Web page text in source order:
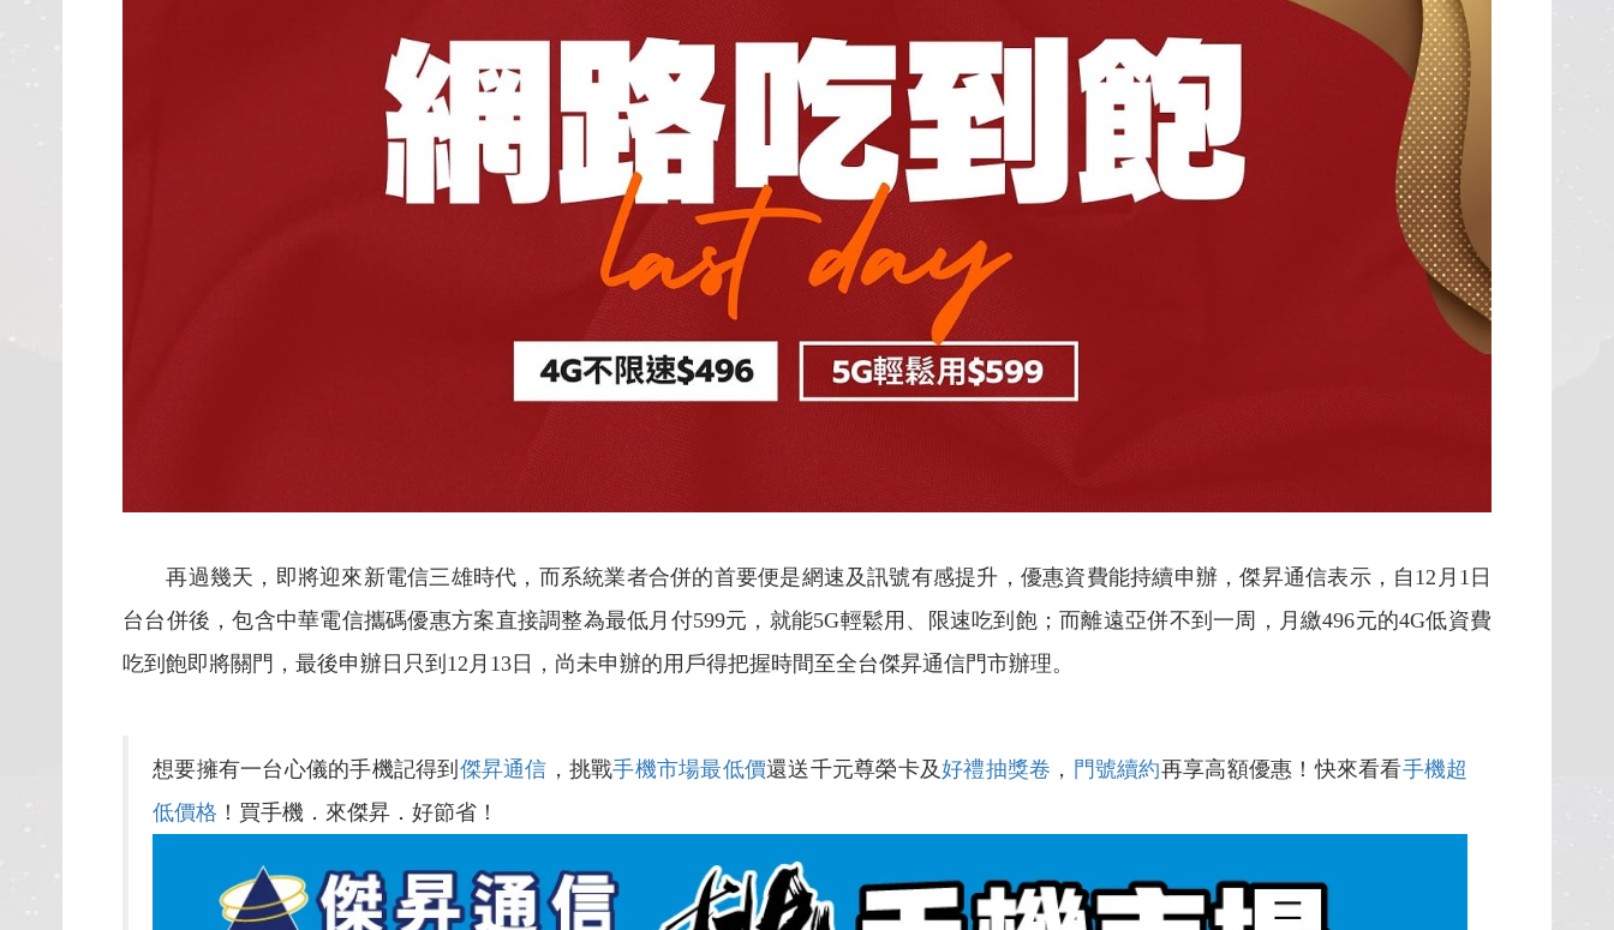
再過幾天，即將迎來新電信三雄時代，而系統業者合併的首要便是網速及訊號有感提升，優惠資費能持續申辦，傑昇通信表示，自12月1日
台台併後，包含中華電信攜碼優惠方案直接調整為最低月付599元，就能5G輕鬆用、限速吃到飽；而離遠亞併不到一周，月繳496元的4G低資費
吃到飽即將關門，最後申辦日只到12月13日，尚未申辦的用戶得把握時間至全台傑昇通信門市辦理。
想要擁有一台心儀的手機記得到 傑昇通信 ，挑戰手機市場最低價還送千元尊榮卡及好禮抽獎卷 ， 門號續約再享高額優惠！快來看看手機超
低價格 ！買手機．來傑昇．好節省！